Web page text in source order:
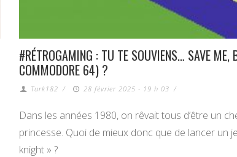
#RÉTROGAMING : TU TE SOUVIENS… SAVE ME,
COMMODORE 64) ?
Turk182 / 28 février 2025 - 19 h 03 /
Dans les années 1980, on rêvait tous d’être un
princesse. Quoi de mieux donc que de lancer un
knight » ?